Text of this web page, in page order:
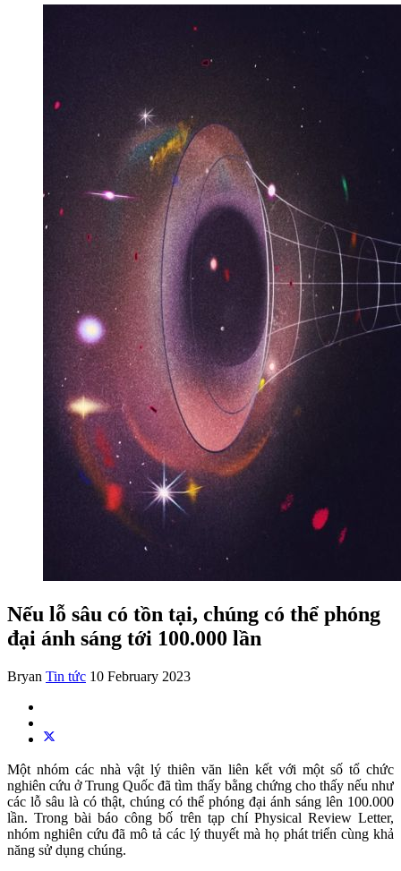
Nếu lỗ sâu có tồn tại, chúng có thể phóng
đại ánh sáng tới 100.000 lần
Bryan Tin tức 10 February 2023
Một nhóm các nhà vật lý thiên văn liên kết với một số tổ chức
nghiên cứu ở Trung Quốc đã tìm thấy bằng chứng cho thấy nếu như
các lỗ sâu là có thật, chúng có thể phóng đại ánh sáng lên 100.000
lần. Trong bài báo công bố trên tạp chí Physical Review Letter,
nhóm nghiên cứu đã mô tả các lý thuyết mà họ phát triển cùng khả
năng sử dụng chúng.